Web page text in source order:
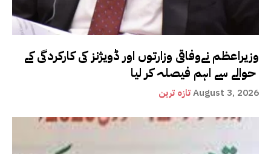
وزیراعظم نےوفاقی وزارتوں اور ڈویژنز کی کارکردگی کے
تازہ ترینAugust 3, 2026